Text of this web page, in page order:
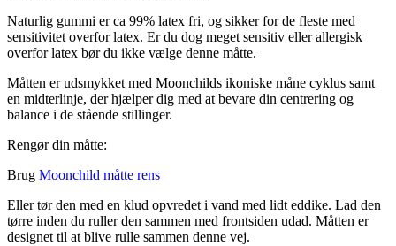
Naturlig gummi er ca 99% latex fri, og sikker for de fleste med
sensitivitet overfor latex. Er du dog meget sensitiv eller allergisk
overfor latex bør du ikke vælge denne måtte.
Måtten er udsmykket med Moonchilds ikoniske måne cyklus samt
en midterlinje, der hjælper dig med at bevare din centrering og
balance i de stående stillinger.
Rengør din måtte:
Brug Moonchild måtte rens
Eller tør den med en klud opvredet i vand med lidt eddike. Lad den
tørre inden du ruller den sammen med frontsiden udad. Måtten er
designet til at blive rulle sammen denne vej.